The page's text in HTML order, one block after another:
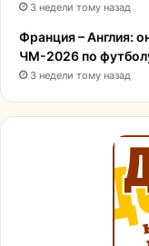
3 недели тому назад
Франция – Англия:
ЧМ-2026 по
3 недели тому назад